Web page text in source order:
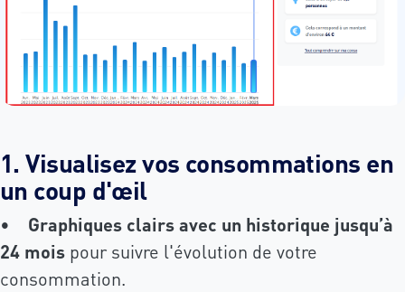
1. Visualisez vos consommations en
un coup d'œil
•
Graphiques clairs avec un historique jusqu’à
24 mois pour suivre l'évolution de votre
consommation.